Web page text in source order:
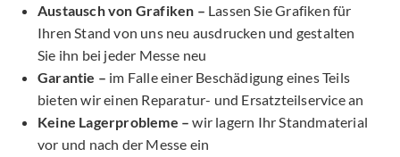
Austausch von Grafiken – Lassen Sie Grafiken für
Ihren Stand von uns neu ausdrucken und gestalten
Sie ihn bei jeder Messe neu
Garantie – im Falle einer Beschädigung eines Teils
bieten wir einen Reparatur- und Ersatzteilservice an
Keine Lagerprobleme – wir lagern Ihr Standmaterial
vor und nach der Messe ein